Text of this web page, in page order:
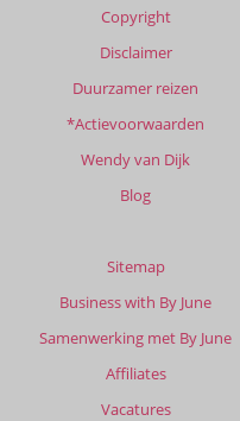
Copyright
Disclaimer
Duurzamer reizen
*Actievoorwaarden
Wendy van Dijk
Blog
Sitemap
Business with By June
Samenwerking met By June
Affiliates
Vacatures